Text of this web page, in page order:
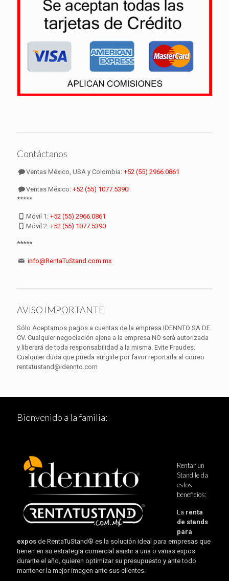
Contáctanos
Ventas México, USA y Colombia:+52 (55) 2966.0861
Ventas México:+52 (55) 1077.5390
*****
Móvil 1:+52 (55) 2966.0861
Móvil 2:+52 (55) 1077.5390
*****
info@RentaTuStand.com.mx
AVISO IMPORTANTE
Sólo Aceptamos pagos a cuentas de la empresa IDENNTO SA DE
CV. Cualquier negociación ajena a la empresa NO será autorizada
y liberará de toda responsabilidad a la misma. Evite Fraudes.
Cualquier duda que pueda surgirle por favor reportarla al correo
rentatustand@idennto.com
Bienvenido a la familia:
Rentar un
Stand le da
estos
beneficios:
La renta
de stands
para
expos de RentaTuStand® es la solución ideal para empresas que
tienen en su estrategia comercial asistir a una o varias expos
durante el año, quieren optimizar su presupuesto y ante todo
mantener la mejor imagen ante sus clientes.